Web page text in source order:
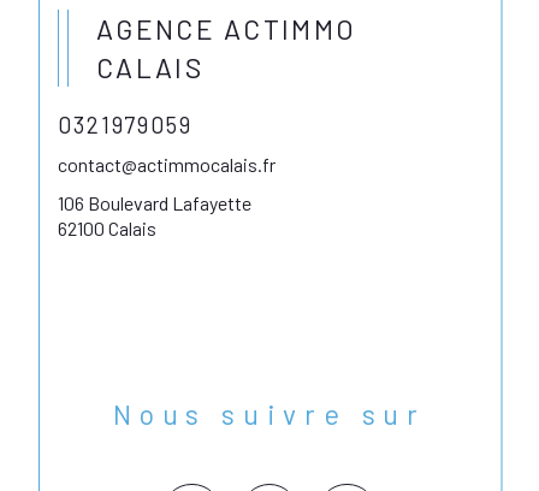
AGENCE ACTIMMO
CALAIS
0321979059
contact@actimmocalais.fr
106 Boulevard Lafayette
62100 Calais
Nous suivre sur